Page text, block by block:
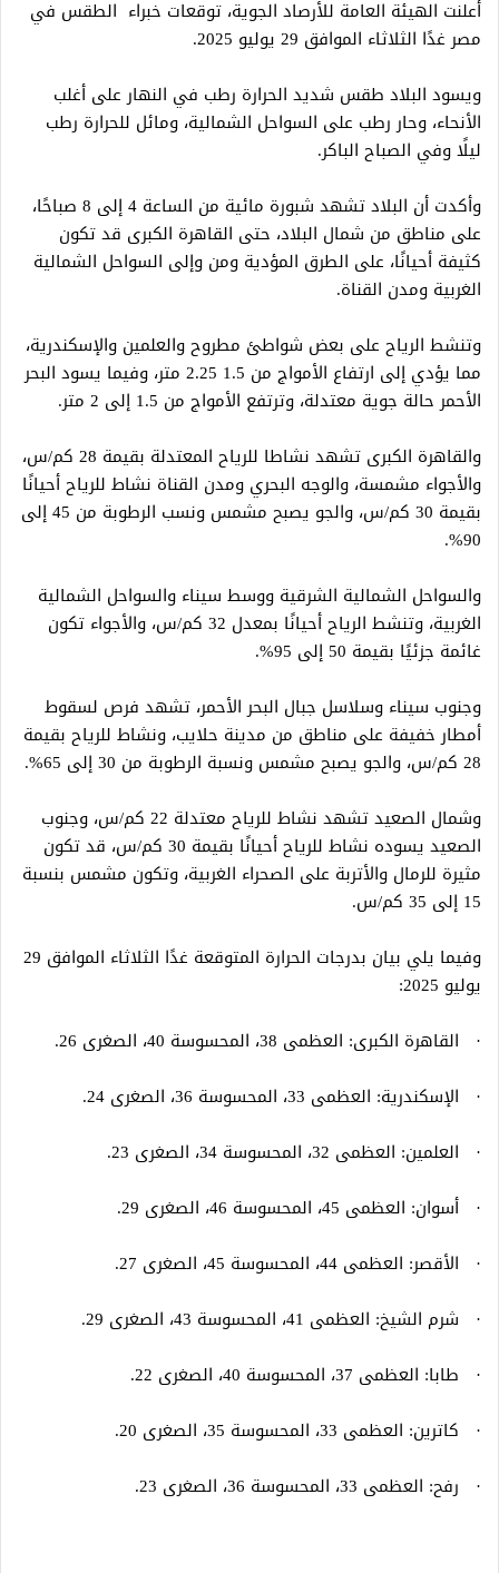
أعلنت الهيئة العامة للأرصاد الجوية، توقعات خبراء الطقس في
مصر غدًا الثلاثاء الموافق 29 يوليو 2025.
ويسود البلاد طقس شديد الحرارة رطب في النهار على أغلب
الأنحاء، وحار رطب على السواحل الشمالية، ومائل للحرارة رطب
ليلًا وفي الصباح الباكر.
وأكدت أن البلاد تشهد شبورة مائية من الساعة 4 إلى 8 صباحًا،
على مناطق من شمال البلاد، حتى القاهرة الكبرى قد تكون
كثيفة أحيانًا، على الطرق المؤدية ومن وإلى السواحل الشمالية
الغربية ومدن القناة.
وتنشط الرياح على بعض شواطئ مطروح والعلمين والإسكندرية،
مما يؤدي إلى ارتفاع الأمواج من 1.5 2.25 متر، وفيما يسود البحر
الأحمر حالة جوية معتدلة، وترتفع الأمواج من 1.5 إلى 2 متر.
والقاهرة الكبرى تشهد نشاطا للرياح المعتدلة بقيمة 28 كم/س،
والأجواء مشمسة، والوجه البحري ومدن القناة نشاط للرياح أحيانًا
بقيمة 30 كم/س، والجو يصبح مشمس ونسب الرطوبة من 45 إلى
90%.
والسواحل الشمالية الشرقية ووسط سيناء والسواحل الشمالية
الغربية، وتنشط الرياح أحيانًا بمعدل 32 كم/س، والأجواء تكون
غائمة جزئيًا بقيمة 50 إلى 95%.
وجنوب سيناء وسلاسل جبال البحر الأحمر، تشهد فرص لسقوط
أمطار خفيفة على مناطق من مدينة حلايب، ونشاط للرياح بقيمة
28 كم/س، والجو يصبح مشمس ونسبة الرطوبة من 30 إلى 65%.
وشمال الصعيد تشهد نشاط للرياح معتدلة 22 كم/س، وجنوب
الصعيد يسوده نشاط للرياح أحيانًا بقيمة 30 كم/س، قد تكون
مثيرة للرمال والأتربة على الصحراء الغربية، وتكون مشمس بنسبة
15 إلى 35 كم/س.
وفيما يلي بيان بدرجات الحرارة المتوقعة غدًا الثلاثاء الموافق 29
يوليو 2025:
· القاهرة الكبرى: العظمى 38، المحسوسة 40، الصغرى 26.
· الإسكندرية: العظمى 33، المحسوسة 36، الصغرى 24.
· العلمين: العظمى 32، المحسوسة 34، الصغرى 23.
· أسوان: العظمى 45، المحسوسة 46، الصغرى 29.
· الأقصر: العظمى 44، المحسوسة 45، الصغرى 27.
· شرم الشيخ: العظمى 41، المحسوسة 43، الصغرى 29.
· طابا: العظمى 37، المحسوسة 40، الصغرى 22.
· كاترين: العظمى 33، المحسوسة 35، الصغرى 20.
· رفح: العظمى 33، المحسوسة 36، الصغرى 23.